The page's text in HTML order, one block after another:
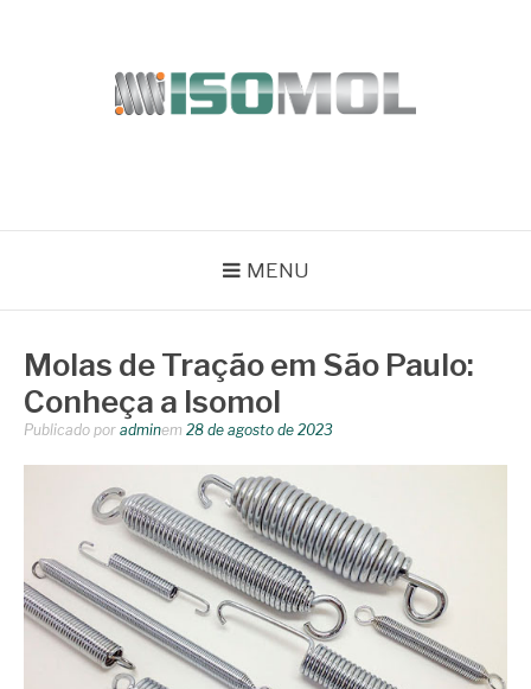
MENU
Molas de Tração em São Paulo:
Conheça a Isomol
Publicado por adminem 28 de agosto de 2023